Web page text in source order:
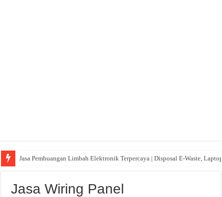
Jasa Pembuangan Limbah Elektronik Terpercaya | Disposal E-Waste,
Jasa Wiring Panel